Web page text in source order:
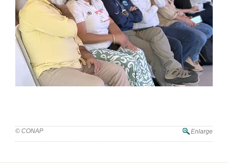
© CONAP Enlarge